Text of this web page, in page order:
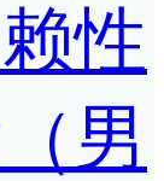
性
男